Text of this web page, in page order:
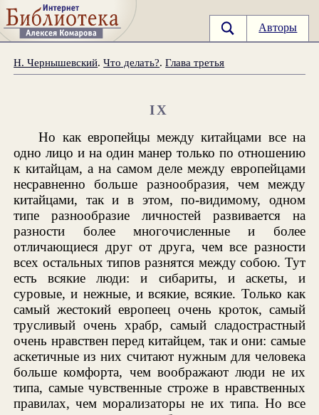
Авторы
Н. Чернышевский.Что делать?.Глава третья
IX
Но как европейцы между китайцами все на
одно лицо и на один манер только по отношению
к китайцам, а на самом деле между европейцами
несравненно больше разнообразия, чем между
китайцами, так и в этом, по-видимому, одном
типе разнообразие личностей развивается на
разности более многочисленные и более
отличающиеся друг от друга, чем все разности
всех остальных типов разнятся между собою. Тут
есть всякие люди: и сибариты, и аскеты, и
суровые, и нежные, и всякие, всякие. Только как
самый жестокий европеец очень кроток, самый
трусливый очень храбр, самый сладострастный
очень нравствен перед китайцем, так и они: самые
аскетичные из них считают нужным для человека
больше комфорта, чем воображают люди не их
типа, самые чувственные строже в нравственных
правилах, чем морализаторы не их типа. Но все